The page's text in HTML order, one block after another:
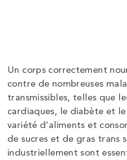
Un corps correctement
contre de nombreuses
transmissibles, telles que
cardiaques, le diabète et
variété d’aliments et
de sucres et de gras trans
industriellement sont